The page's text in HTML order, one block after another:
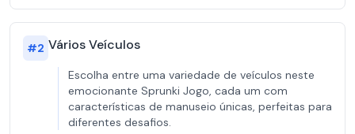
#2 Vários Veículos
Escolha entre uma variedade de veículos neste
emocionante Sprunki Jogo, cada um com
características de manuseio únicas, perfeitas para
diferentes desafios.